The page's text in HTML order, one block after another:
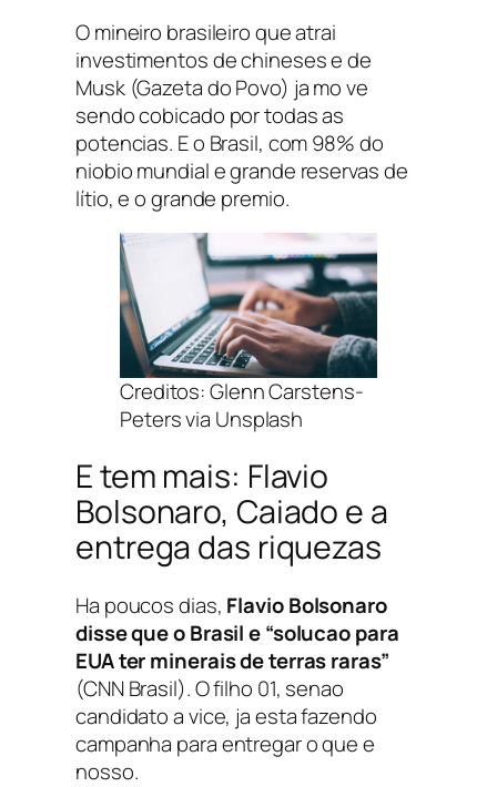
O mineiro brasileiro que atrai
investimentos de chineses e de
Musk (Gazeta do Povo) ja mo ve
sendo cobicado por todas as
potencias. E o Brasil, com 98% do
niobio mundial e grande reservas de
lítio, e o grande premio.
Creditos: Glenn Carstens-
Peters via Unsplash
E tem mais: Flavio
Bolsonaro, Caiado e a
entrega das riquezas
Ha poucos dias, Flavio Bolsonaro
disse que o Brasil e “solucao para
EUA ter minerais de terras raras”
(CNN Brasil). O filho 01, senao
candidato a vice, ja esta fazendo
campanha para entregar o que e
nosso.